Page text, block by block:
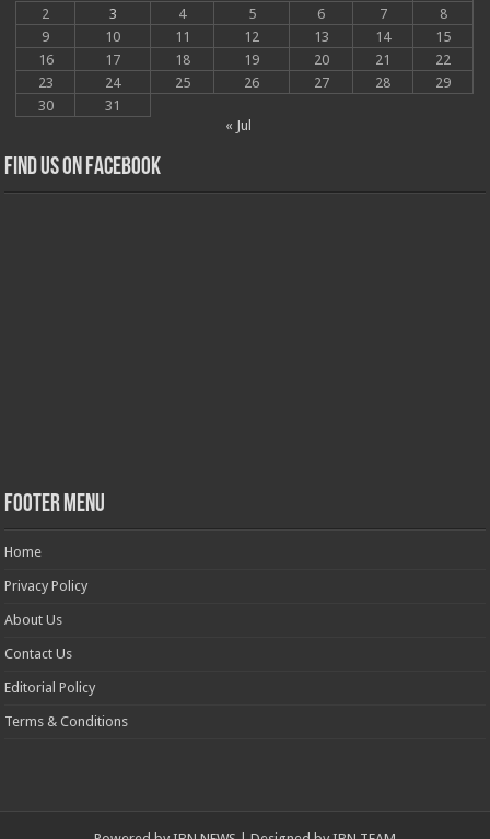
2
3 4 5 6 7
8
9
10 11 12 13 14
15
16
17 18 19 20 21
22
23
24 25 26 27 28
29
30
31
« Jul
Find us on Facebook
Footer Menu
Home
Privacy Policy
About Us
Contact Us
Editorial Policy
Terms & Conditions